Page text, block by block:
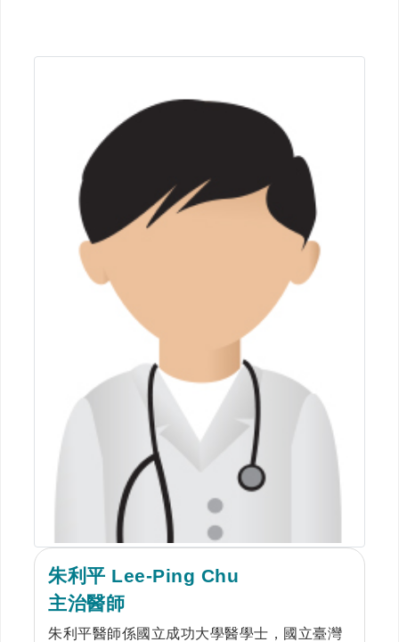
朱利平 Lee-Ping Chu
主治醫師
朱利平醫師係國立成功大學醫學士，國立臺灣